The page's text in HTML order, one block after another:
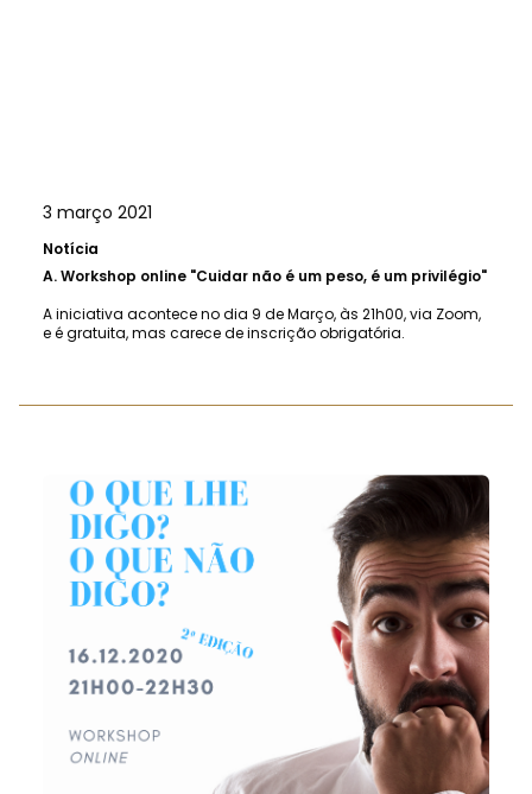
3 março 2021
Notícia
A.Workshop online "Cuidar não é um peso, é um privilégio"
A iniciativa acontece no dia 9 de Março, às 21h00, via Zoom,
e é gratuita, mas carece de inscrição obrigatória.